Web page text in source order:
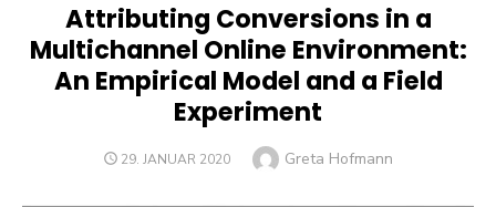
Attributing Conversions in a
Multichannel Online Environment:
An Empirical Model and a Field
Experiment
POSTED
29. JANUAR 2020 Author
Greta Hofmann